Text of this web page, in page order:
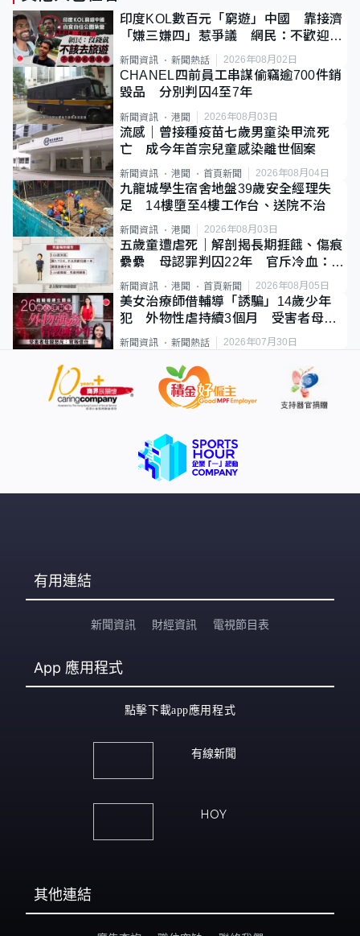
印度KOL數百元「窮遊」中國 靠接濟
「嫌三嫌四」惹爭議 網民：不歡迎劣
質旅客
新聞資訊 新聞熱話 2026年08月02日
CHANEL四前員工串謀偷竊逾700件銷
毀品 分別判囚4至7年
新聞資訊 港聞 2026年08月03日
流感｜曾接種疫苗七歲男童染甲流死
亡 成今年首宗兒童感染離世個案
新聞資訊 港聞 首頁新聞 2026年08月04日
九龍城學生宿舍地盤39歲安全經理失
足 14樓墮至4樓工作台、送院不治
新聞資訊 港聞 2026年08月03日
五歲童遭虐死｜解剖揭長期捱餓、傷痕
纍纍 母認罪判囚22年 官斥冷血：同
類案最惡劣
新聞資訊 港聞 首頁新聞 2026年08月05日
美女治療師借輔導「誘騙」14歲少年
犯 外物性虐持續3個月 受害者母：
要保護其他人
新聞資訊 新聞熱話 2026年07月30日
有用連結
新聞資訊 財經資訊 電視節目表
App 應用程式
點擊下載app應用程式
有線新聞
HOY
其他連結